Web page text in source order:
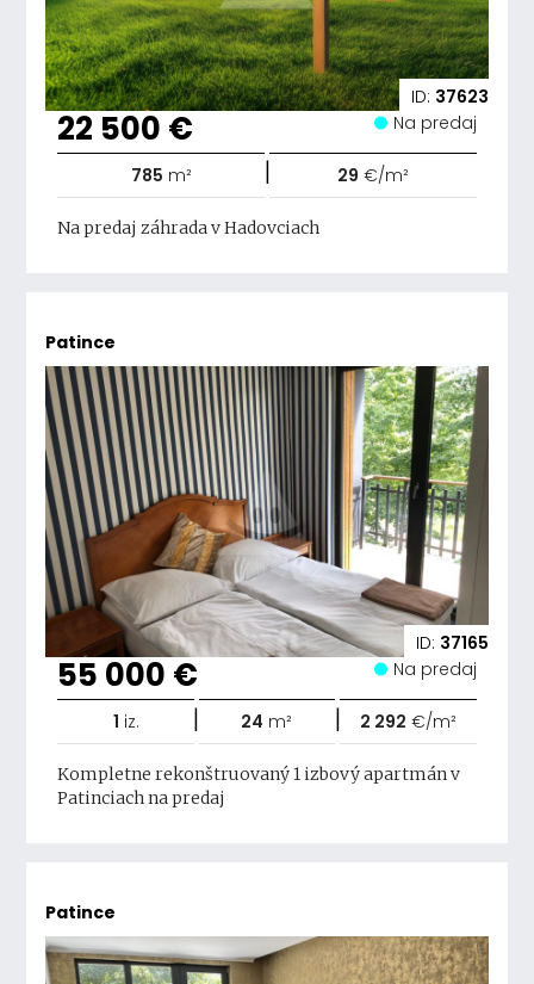
ID: 37623
22 500 € Na predaj
785 m² | 29 €/m²
Na predaj záhrada v Hadovciach
Patince
ID: 37165
55 000 € Na predaj
1 iz. | 24 m² | 2 292 €/m²
Kompletne rekonštruovaný 1 izbový apartmán v
Patinciach na predaj
Patince